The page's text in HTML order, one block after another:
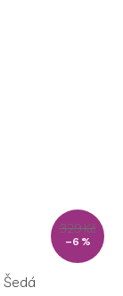
329 Kč
–6 %